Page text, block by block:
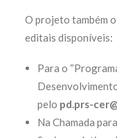
O projeto também
editais disponíveis:
Para o
pelo pd.prs-
Na Chamada